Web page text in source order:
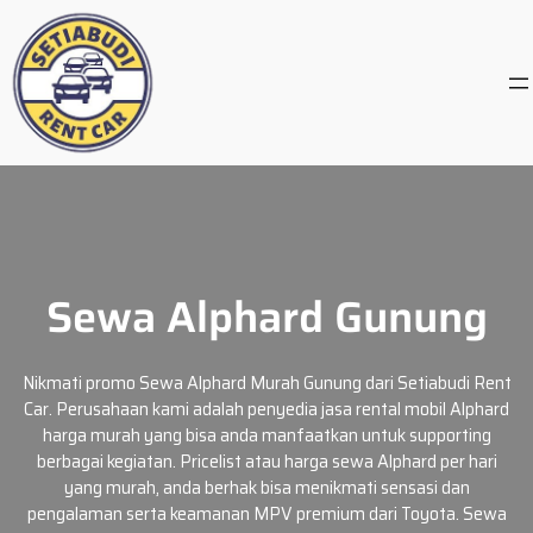
content
Sewa Alphard Gunung
Nikmati promo Sewa Alphard Murah Gunung dari Setiabudi Rent
Car. Perusahaan kami adalah penyedia jasa rental mobil Alphard
harga murah yang bisa anda manfaatkan untuk supporting
berbagai kegiatan. Pricelist atau harga sewa Alphard per hari
yang murah, anda berhak bisa menikmati sensasi dan
pengalaman serta keamanan MPV premium dari Toyota. Sewa